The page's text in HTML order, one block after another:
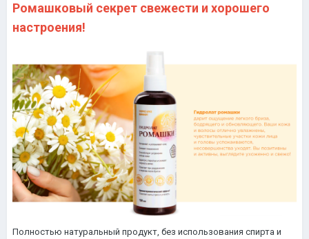
Ромашковый секрет свежести и хорошего
настроения!
Полностью натуральный продукт, без использования спирта и